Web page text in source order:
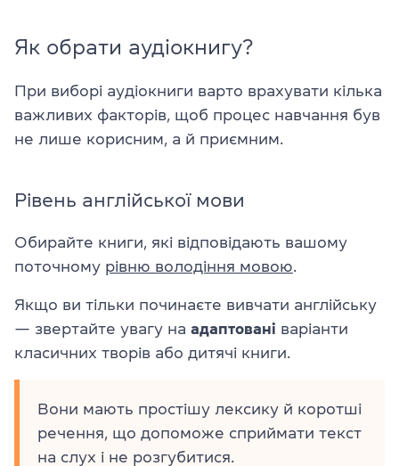
Як обрати аудіокнигу?
При виборі аудіокниги варто врахувати кілька
важливих факторів, щоб процес навчання був
не лише корисним, а й приємним.
Рівень англійської мови
Обирайте книги, які відповідають вашому
поточному рівню володіння мовою
Якщо ви тільки починаєте вивчати англійську
— звертайте увагу на адаптовані варіанти
класичних творів або дитячі книги.
Вони мають простішу лексику й коротші
речення, що допоможе сприймати текст
на слух і не розгубитися.